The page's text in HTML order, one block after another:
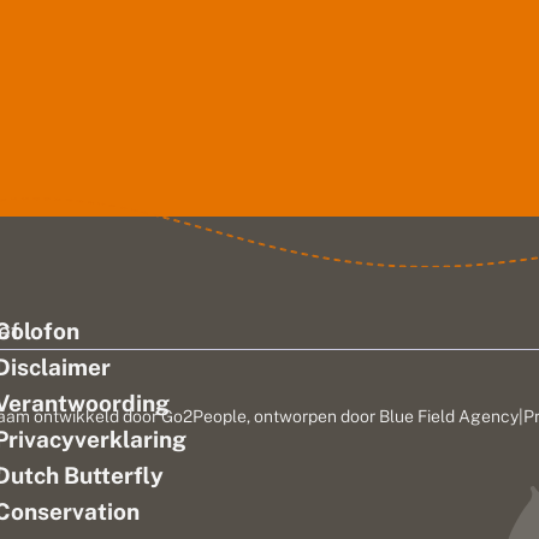
Butterfly
ontwikkeld doorGo2People, ontworpen door Blue Field Agency